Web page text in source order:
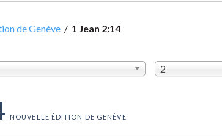
de Genève / 1 Jean 2:14
2
NOUVELLE ÉDITION DE GENÈVE